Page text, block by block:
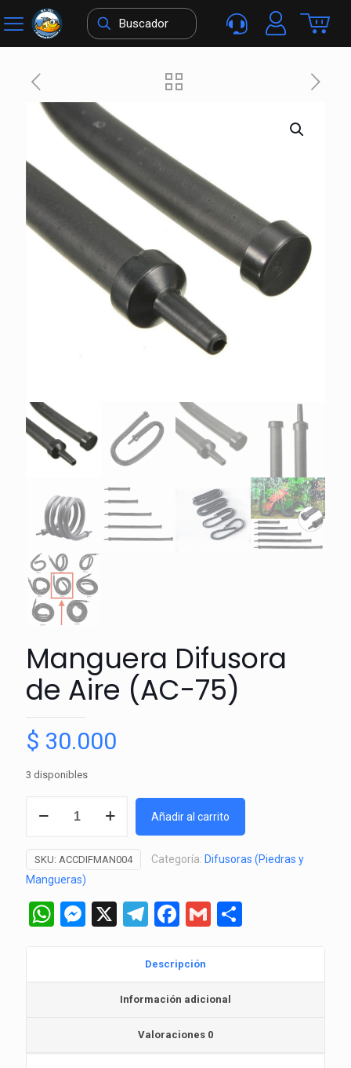
Manguera Difusora
de Aire (AC-75)
$ 30.000
3 disponibles
Aire
(AC-
75)
cantidad
Añadir al carrito
SKU: ACCDIFMAN004 Categoría: Difusoras (Piedras y
Mangueras)
WhatsApp
Messenger
X Telegram
Facebook
Gmail
Descripción
Información adicional
Valoraciones 0